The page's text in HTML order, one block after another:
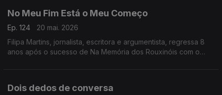
No Meu Fim Está o Meu Começo
Ep. 124
20 mai. 2026
Filipa Martins, jornalista, escritora e argumentista, regressa 8
anos após o sucesso de Na Memória dos Rouxinóis com o
Dois dedos de conversa